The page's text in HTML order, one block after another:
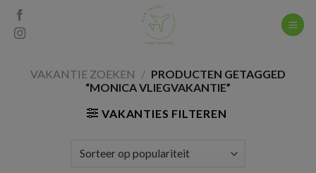
Skip
content
VAKANTIE ZOEKEN / PRODUCTEN GETAGGED
“MONICA VLIEGVAKANTIE”
VAKANTIES FILTEREN